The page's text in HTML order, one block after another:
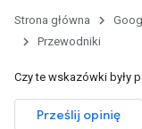
Strona główna
Przewodniki
Czy te wskazówki były
Prześlij opinię